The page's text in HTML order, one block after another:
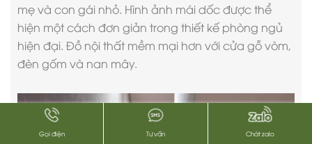
mẹ và con gái nhỏ. Hình ảnh mái dốc được thể
hiện một cách đơn giản trong thiết kế phòng ngủ
hiện đại. Đồ nội thất mềm mại hơn với cửa gỗ vòm,
đèn gốm và nan mây.
Gọi điện Tư vấn Chát zalo